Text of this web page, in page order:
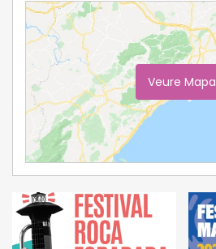
Veure Mapa